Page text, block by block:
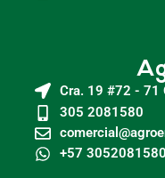
Cra. 19 #72 - 71
305 2081580
+57 3052081580